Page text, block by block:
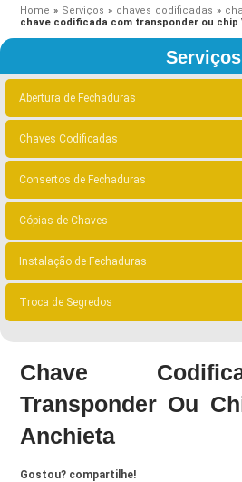
Home » Serviços» chaves codificadas »
chave codificada com transponder ou chip
Serviços
Abertura de Fechaduras
Chaves Codificadas
Consertos de Fechaduras
Cópias de Chaves
Instalação de Fechaduras
Troca de Segredos
Chave
Transponder Ou
Anchieta
Gostou? compartilhe!